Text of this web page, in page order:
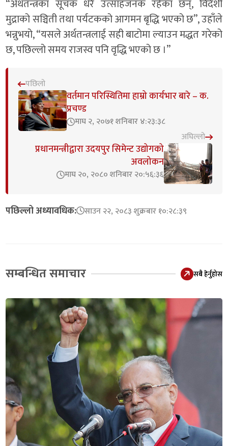
“अर्थतन्त्रका सूचक धेरै उत्साहजनक रहेका छन्, विदेशी
मुद्राको सञ्चिती तथा पर्यटकको आगमन बृद्धि भएको छ”, उहाँले
भन्नुभयो, “यसले अर्थतन्त्रलाई सही बाटोमा ल्याउन मद्धत गरेको
छ, पछिल्लो समय राजस्व पनि वृद्धि भएको छ ।”
पछिलो
वर्तमान परिस्थितिमा हाम्रो कार्यभार बारे – क.
प्रचण्ड
माघ २, २०७१ शनिबार ४:२३:३८
अघिल्लो
प्रधानमन्त्रीद्वारा उदयपुर सिमेन्ट उद्योगको
अवलोकन
माघ २०, २०८० शनिबार २०:५६:३६
पछिल्लो अध्यावधिक: साउन २२, २०८३ शुक्रबार १०:२८:३९
सम्बन्धित समाचार सबै हेर्नुहोस